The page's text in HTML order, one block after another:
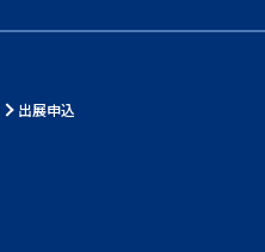
出展申込